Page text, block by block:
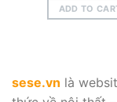
ADD TO
sese.vn là